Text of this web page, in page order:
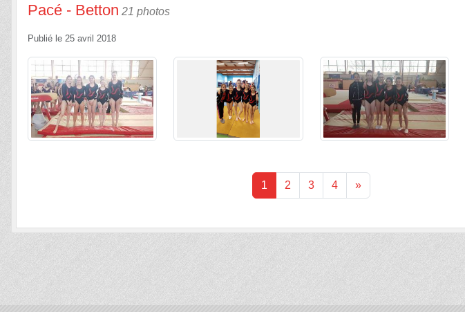
Pacé - Betton 21 photos
Publié le 25 avril 2018
1 2 3 4 »